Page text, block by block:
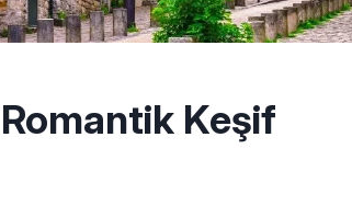
Keşif